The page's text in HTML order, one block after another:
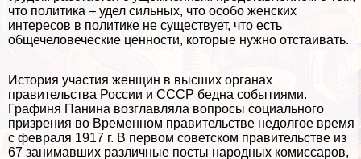
что политика – удел сильных, что особо женских
интересов в политике не существует, что есть
общечеловеческие ценности, которые нужно отстаивать.
История участия женщин в высших органах
правительства России и СССР бедна событиями.
Графиня Панина возглавляла вопросы социального
призрения во Временном правительстве недолгое время
с февраля 1917 г. В первом советском правительстве из
67 занимавших различные посты народных комиссаров,